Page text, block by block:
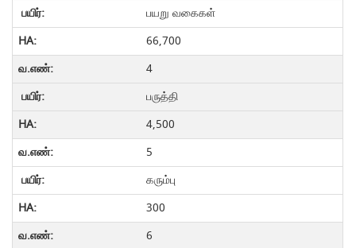
பயறு வகைகள்
66,700
4
பருத்தி
4,500
5
கரும்பு
300
6